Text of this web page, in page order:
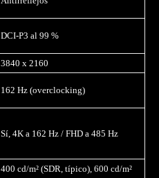
DCI-P3 al 99 %
3840 x 2160
162 Hz (overclocking)
Sí, 4K a 162 Hz / FHD a 485 Hz
400 cd/m² (SDR, típico), 600 cd/m²